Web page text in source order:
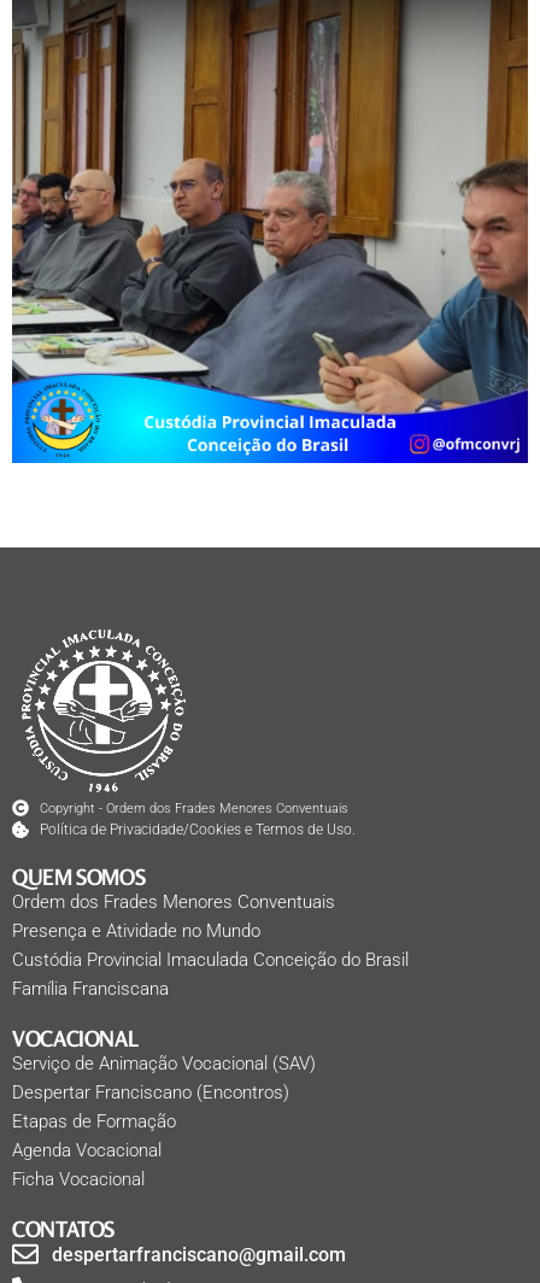
Copyright - Ordem dos Frades Menores Conventuais
Política de Privacidade/Cookies e Termos de Uso.
QUEM SOMOS
Ordem dos Frades Menores Conventuais
Presença e Atividade no Mundo
Custódia Provincial Imaculada Conceição do Brasil
Família Franciscana
VOCACIONAL
Serviço de Animação Vocacional (SAV)
Despertar Franciscano (Encontros)
Etapas de Formação
Agenda Vocacional
Ficha Vocacional
CONTATOS
despertarfranciscano@gmail.com